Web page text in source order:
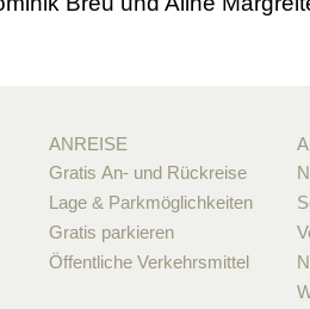
ANREISE
Gratis An- und Rückreise
Lage & Parkmöglichkeiten
Gratis parkieren
Öffentliche Verkehrsmittel